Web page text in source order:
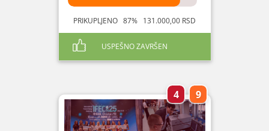
PRIKUPLJENO 87% 131.000,00 RSD
USPEŠNO ZAVRŠEN
4 9